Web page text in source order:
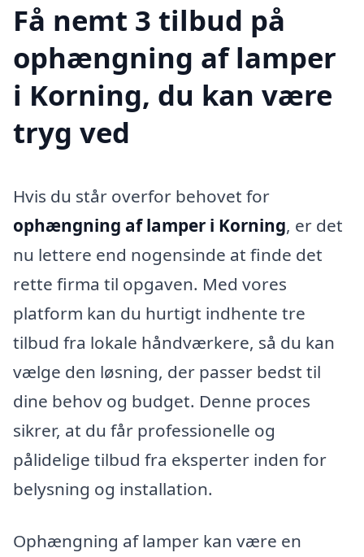
Få nemt 3 tilbud på
ophængning af lamper
i Korning, du kan være
tryg ved
Hvis du står overfor behovet for
ophængning af lamper i Korning, er det
nu lettere end nogensinde at finde det
rette firma til opgaven. Med vores
platform kan du hurtigt indhente tre
tilbud fra lokale håndværkere, så du kan
vælge den løsning, der passer bedst til
dine behov og budget. Denne proces
sikrer, at du får professionelle og
pålidelige tilbud fra eksperter inden for
belysning og installation.
Ophængning af lamper kan være en